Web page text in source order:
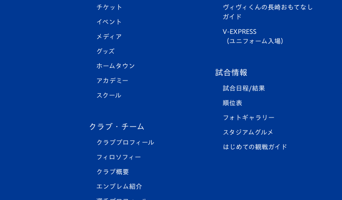
チケット
イベント
メディア
グッズ
ホームタウン
アカデミー
スクール
クラブ・チーム
クラブプロフィール
フィロソフィー
クラブ概要
エンブレム紹介
ヴィヴィくんの長崎おもてなし
ガイド
V-EXPRESS
（ユニフォーム入場）
試合情報
試合日程/結果
順位表
フォトギャラリー
スタジアムグルメ
はじめての観戦ガイド